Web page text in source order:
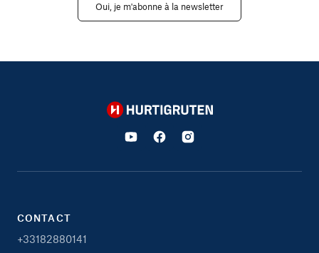
Oui, je m'abonne à la newsletter
Hurtigruten
CONTACT
+33182880141